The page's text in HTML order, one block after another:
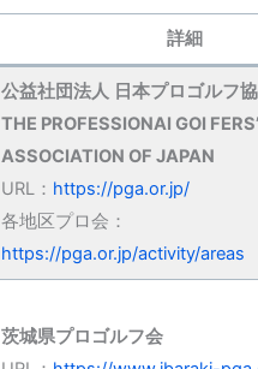
詳細
公益社団法人 日本プロゴルフ
THE PROFESSIONAI GOI FERS’
ASSOCIATION OF JAPAN
URL： https://pga.or.jp/
各地区プロ会：
https://pga.or.jp/activity/areas
茨城県プロゴルフ会